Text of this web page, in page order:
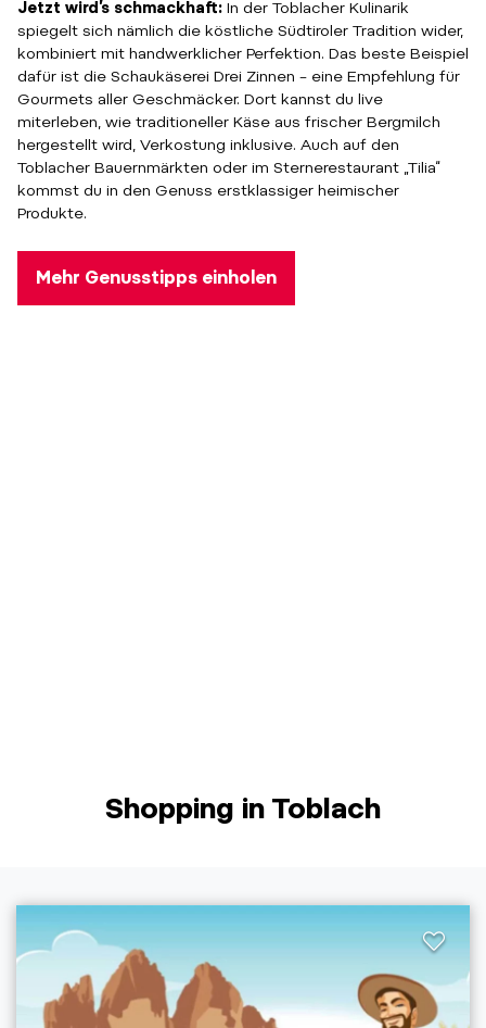
Jetzt wird’s schmackhaft: In der Toblacher Kulinarik
spiegelt sich nämlich die köstliche Südtiroler Tradition wider,
kombiniert mit handwerklicher Perfektion. Das beste Beispiel
dafür ist die Schaukäserei Drei Zinnen – eine Empfehlung für
Gourmets aller Geschmäcker. Dort kannst du live
miterleben, wie traditioneller Käse aus frischer Bergmilch
hergestellt wird, Verkostung inklusive. Auch auf den
Toblacher Bauernmärkten oder im Sternerestaurant „Tilia“
kommst du in den Genuss erstklassiger heimischer
Produkte.
Mehr Genusstipps einholen
Shopping in Toblach